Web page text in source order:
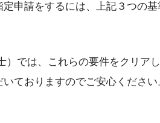
申請をするには、上記３つの
）では、これらの要件をクリア
ておりますのでご安心ください